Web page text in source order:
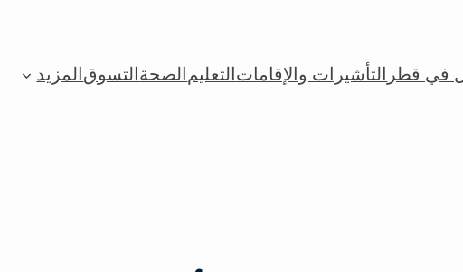
في قطر التأشيرات والإقامات التعليم الصحة التسوق المزيد